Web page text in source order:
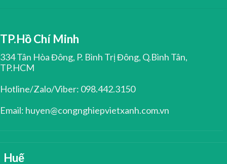
TP.Hồ Chí Minh
334 Tân Hòa Đông, P. Bình Trị Đông, Q.Bình Tân,
TP.HCM
Hotline/Zalo/Viber: 098.442.3150
Email: huyen@congnghiepvietxanh.com.vn
Huế